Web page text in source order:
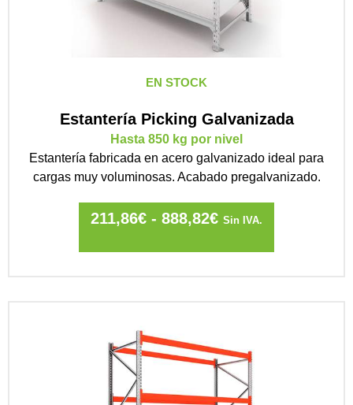
EN STOCK
Estantería Picking Galvanizada
Hasta 850 kg por nivel
Estantería fabricada en acero galvanizado ideal para
cargas muy voluminosas. Acabado pregalvanizado.
211,86€ - 888,82€ Sin IVA.